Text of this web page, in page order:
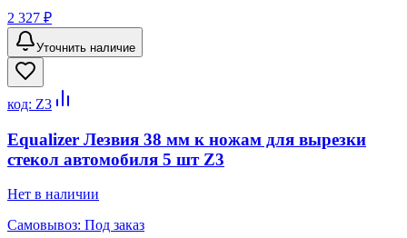
2 327 ₽
Уточнить наличие
код: Z3
Equalizer Лезвия 38 мм к ножам для вырезки
стекол автомобиля 5 шт Z3
Нет в наличии
Самовывоз: Под заказ